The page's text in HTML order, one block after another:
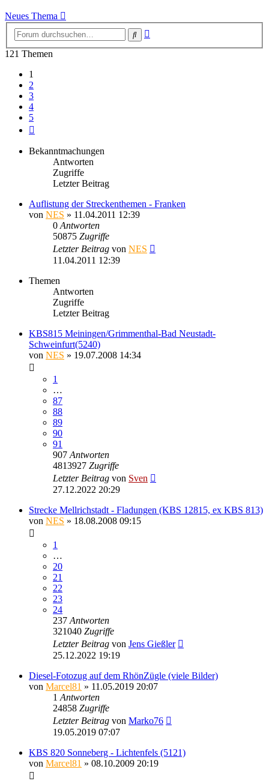
Neues Thema
Suche
121 Themen
1
2
3
4
5
Bekanntmachungen
Antworten
Zugriffe
Letzter Beitrag
Auflistung der Streckenthemen - Franken
von NES » 11.04.2011 12:39
0 Antworten
50875 Zugriffe
Letzter Beitrag von NES
11.04.2011 12:39
Themen
Antworten
Zugriffe
Letzter Beitrag
KBS815 Meiningen/Grimmenthal-Bad Neustadt-
Schweinfurt(5240)
von NES » 19.07.2008 14:34
1
…
87
88
89
90
91
907 Antworten
4813927 Zugriffe
Letzter Beitrag von Sven
27.12.2022 20:29
Strecke Mellrichstadt - Fladungen (KBS 12815, ex KBS 813)
von NES » 18.08.2008 09:15
1
…
20
21
22
23
24
237 Antworten
321040 Zugriffe
Letzter Beitrag von Jens Gießler
25.12.2022 19:19
Diesel-Fotozug auf dem RhönZügle (viele Bilder)
von Marcel81 » 11.05.2019 20:07
1 Antworten
24858 Zugriffe
Letzter Beitrag von Marko76
19.05.2019 07:07
KBS 820 Sonneberg - Lichtenfels (5121)
von Marcel81 » 08.10.2009 20:19